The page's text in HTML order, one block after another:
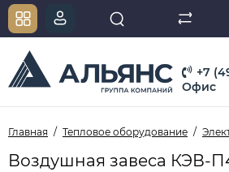
+7
Офис
Главная Тепловое оборудование
Воздушная завеса КЭВ-